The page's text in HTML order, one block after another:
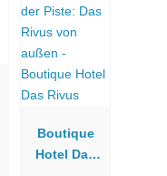
Boutique
Hotel Das